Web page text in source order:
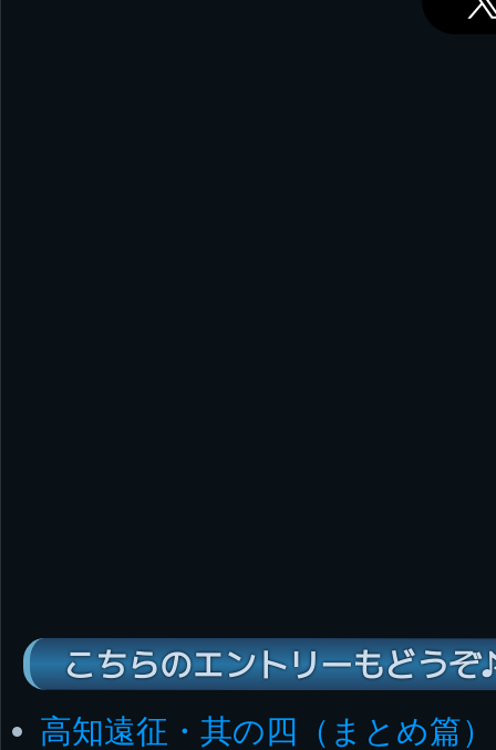
こちらのエントリーもどうぞ
高知遠征・其の四（まとめ篇）